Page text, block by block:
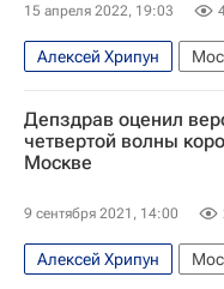
15 апреля 2022, 19:03
Алексей Хрипун
Депздрав оценил
четвертой волны
Москве
9 сентября 2021, 14:00
Алексей Хрипун